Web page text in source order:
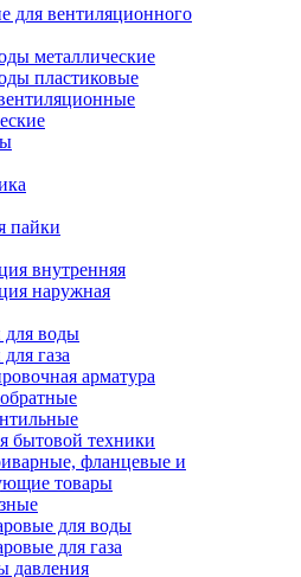
для вентиляционного
металлические
пластиковые
пайки
внутренняя
наружная
для воды
газа
арматура
бытовой техники
фланцевые и
товары
для воды
для газа
давления